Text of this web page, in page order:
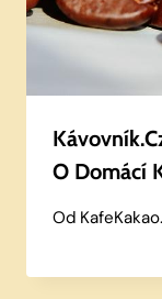
O Domácí
Od